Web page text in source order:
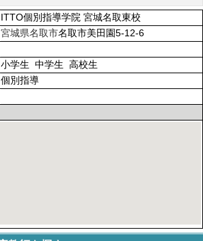
ITTO個別指導学院 宮城名取東校
宮城県名取市名取市美田園5-12-6
小学生 中学生 高校生
個別指導